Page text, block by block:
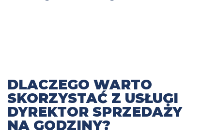
DLACZEGO WARTO
SKORZYSTAĆ Z USŁUGI
DYREKTOR SPRZEDAŻY
NA GODZINY?